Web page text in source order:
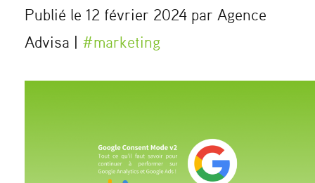
Publié le 12 février 2024 par Agence
Advisa | #marketing